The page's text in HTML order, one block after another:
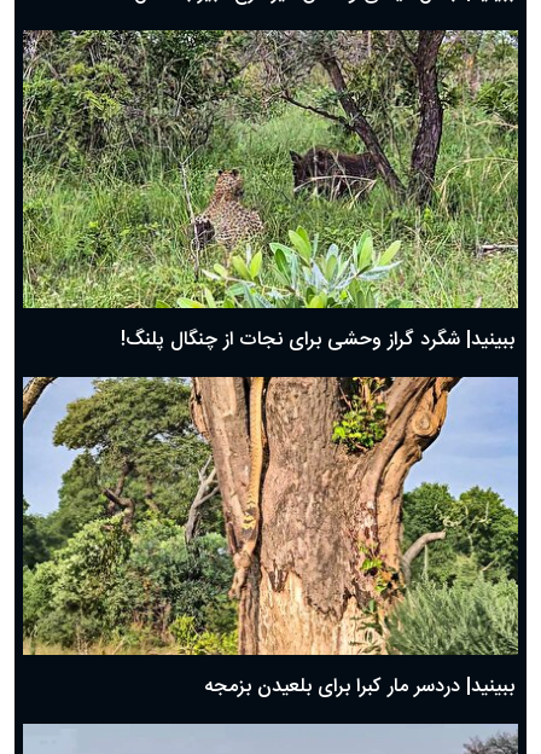
ببینید| شگرد گراز وحشی برای نجات از چنگال پلنگ!
ببینید| دردسر مار کبرا برای بلعیدن بزمجه